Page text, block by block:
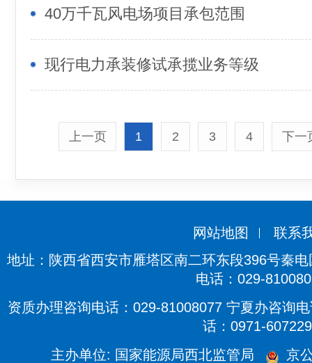
40万千瓦风电场项目承包范围
现行电力承装修试承揽业务等级
上一页 1 2 3 4 下一
网站地图
联系
地址：陕西省西安市雁塔区南二环东段396号秦
电话：029-
资质办理咨询电话：029-81008077 宁夏办咨询
话：0971-
主办单位: 国家能源局西北监管局
京